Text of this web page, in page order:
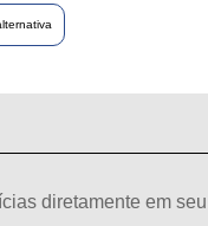
diretamente em seu